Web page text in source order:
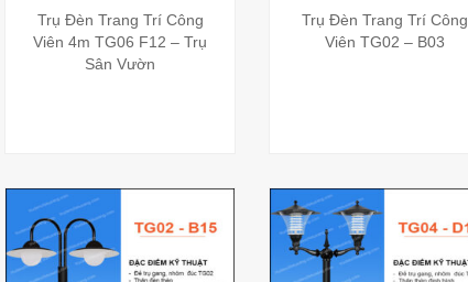
Trụ Đèn Trang Trí Công
Viên 4m TG06 F12 – Trụ
Sân Vườn
Trụ Đèn Trang Trí Công
Viên TG02 – B03